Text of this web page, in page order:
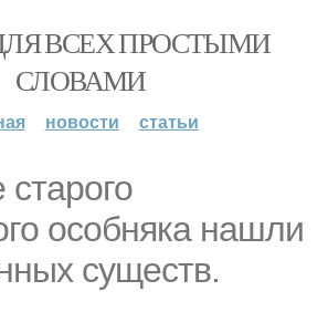
ВСЕХ ПРОСТЫМИ
СЛОВАМИ
новости статьи
особняка нашли
существ.